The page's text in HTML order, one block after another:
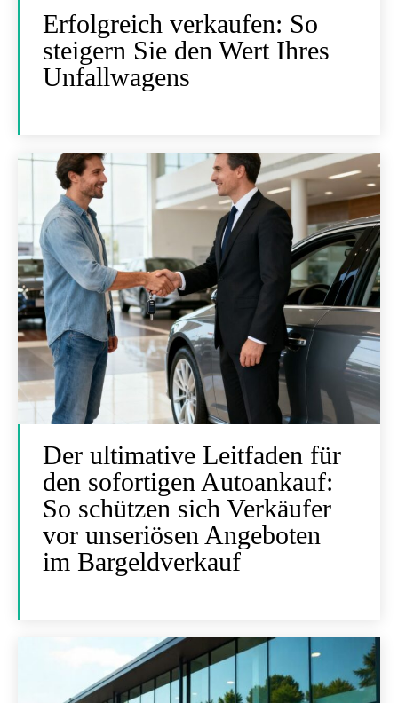
Erfolgreich verkaufen: So
steigern Sie den Wert Ihres
Unfallwagens
Der ultimative Leitfaden für
den sofortigen Autoankauf:
So schützen sich Verkäufer
vor unseriösen Angeboten
im Bargeldverkauf